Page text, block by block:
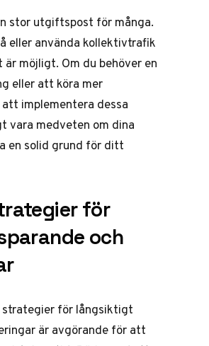
stor utgiftspost för många.
eller använda kollektivtrafik
möjligt. Om du behöver en
eller att köra mer
implementera dessa
vara medveten om dina
en solid grund för ditt
för
och
för långsiktigt
är avgörande för att